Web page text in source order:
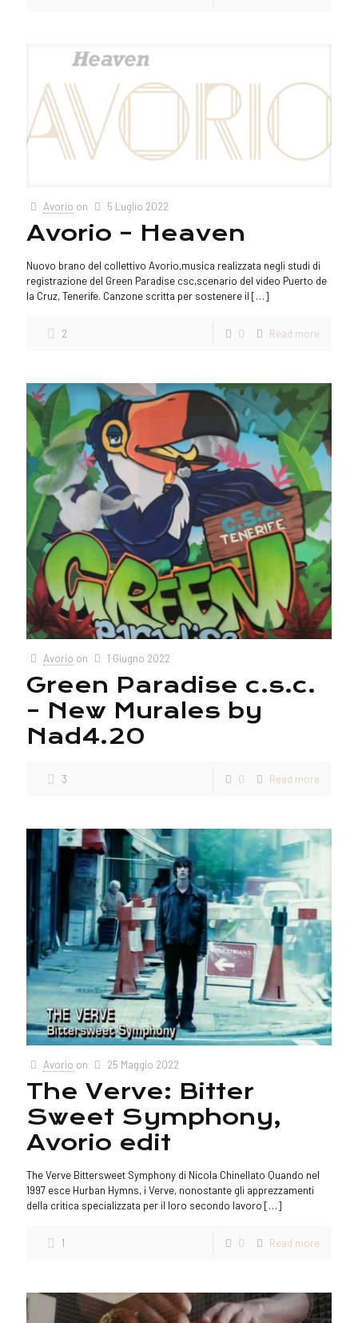
Avorio on 5 Luglio 2022
Avorio – Heaven
Nuovo brano del collettivo Avorio,musica realizzata negli studi di
registrazione del Green Paradise csc,scenario del video Puerto de
la Cruz, Tenerife. Canzone scritta per sostenere il […]
2 0 Read more
Avorio on 1 Giugno 2022
Green Paradise c.s.c.
– New Murales by
Nad4.20
3 0 Read more
Avorio on 25 Maggio 2022
The Verve: Bitter
Sweet Symphony,
Avorio edit
The Verve Bittersweet Symphony di Nicola Chinellato Quando nel
1997 esce Hurban Hymns, i Verve, nonostante gli apprezzamenti
della critica specializzata per il loro secondo lavoro […]
1 0 Read more